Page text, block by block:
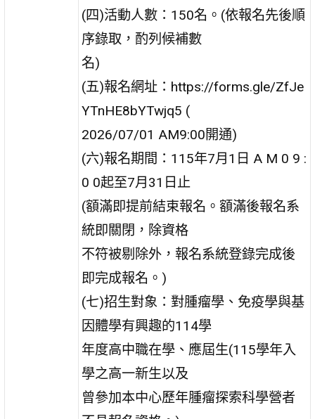
(四)活動人數：150名。(依報名先後順
序錄取，酌列候補數
名)
(五)報名網址：https://forms.gle/ZfJe
YTnHE8bYTwjq5 (
2026/07/01 AM9:00開通)
(六)報名期間：115年7月1日 A M 0 9 :
0 0起至7月31日止
(額滿即提前結束報名。額滿後報名系
統即關閉，除資格
不符被剔除外，報名系統登錄完成後
即完成報名。)
(七)招生對象：對腫瘤學、免疫學與基
因體學有興趣的114學
年度高中職在學、應屆生(115學年入
學之高一新生以及
曾參加本中心歷年腫瘤探索科學營者